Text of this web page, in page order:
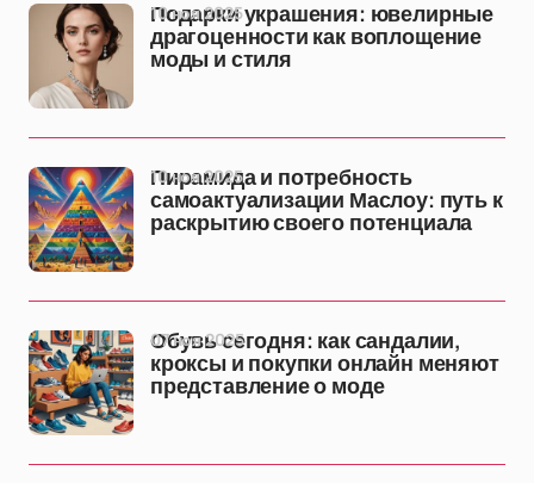
Подарки украшения: ювелирные
драгоценности как воплощение
моды и стиля
10 ноя 2025
Пирамида и потребность
самоактуализации Маслоу: путь к
раскрытию своего потенциала
10 ноя 2025
Обувь сегодня: как сандалии,
кроксы и покупки онлайн меняют
представление о моде
07 ноя 2025